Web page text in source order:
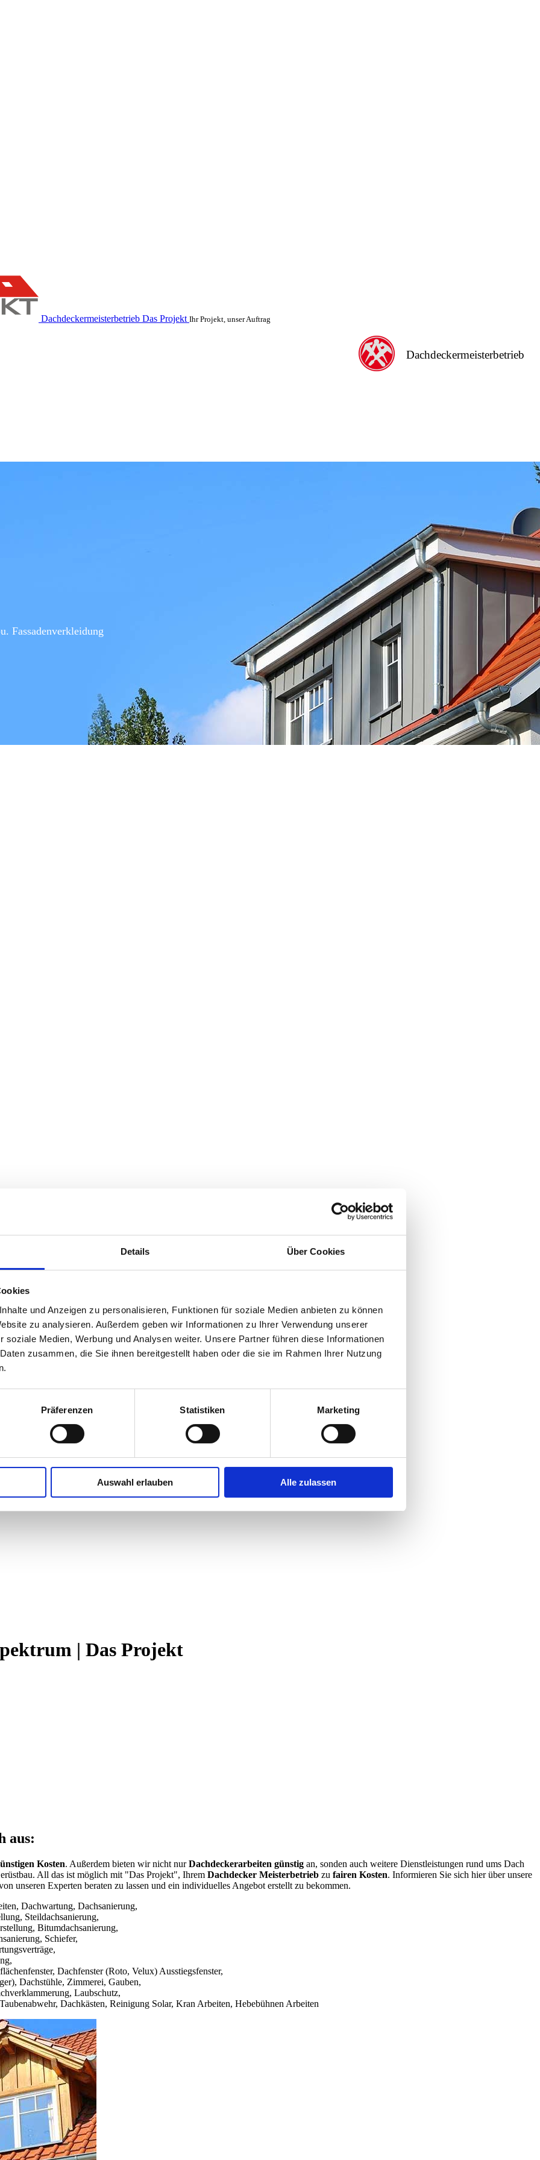
Details Über Cookies
und Anzeigen zu personalisieren, Funktionen für soziale Medien anbieten zu können
zu analysieren. Außerdem geben wir Informationen zu Ihrer Verwendung unserer
soziale Medien, Werbung und Analysen weiter. Unsere Partner führen diese Informationen
zusammen, die Sie ihnen bereitgestellt haben oder die sie im Rahmen Ihrer Nutzung
Präferenzen Statistiken Marketing
Auswahl erlauben Alle zulassen
Dachdeckermeisterbetrieb Das Projekt Ihr Projekt, unser Auftrag
Dachdeckermeisterbetrieb
Fassadenverkleidung
| Das Projekt
aus:
Kosten. Außerdem bieten wir nicht nurDachdeckerarbeiten günstig an, sonden auch weitere Dienstleistungen rund ums Dach
All das ist möglich mit "Das Projekt", Ihrem Dachdecker Meisterbetrieb zu fairen Kosten. Informieren Sie sich hier über unsere
unseren Experten beraten zu lassen und ein individuelles Angebot erstellt zu bekommen.
Dachwartung, Dachsanierung,
Steildachsanierung,
Bitumdachsanierung,
Schiefer,
Dachfenster (Roto, Velux) Ausstiegsfenster,
Dachstühle, Zimmerei, Gauben,
Laubschutz,
Dachkästen, Reinigung Solar, Kran Arbeiten, Hebebühnen Arbeiten